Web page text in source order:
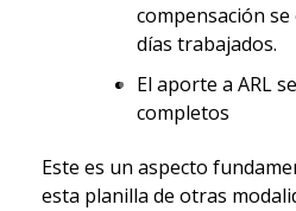
compensación
días trabajados.
El aporte a ARL
completos
Este es un aspecto
esta planilla de otras